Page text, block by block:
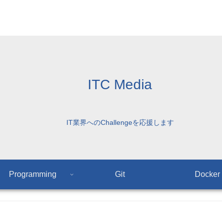
ITC Media
IT業界へのChallengeを応援します
Programming Git Docker